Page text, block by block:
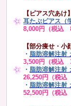
【ピアス穴あけ】
耳たぶピアス（
8,000円（税込
【部分痩せ・小
・ 脂肪溶解注射
3,500円（税込
・ 脂肪溶解注射
26,250円（税込
・ 脂肪溶解注射
52,500円（税込